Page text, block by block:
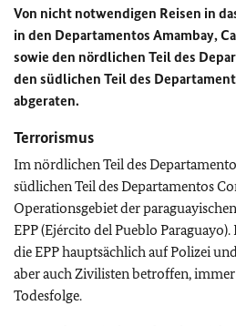
Von nicht notwendigen Reisen in
in den Departamentos Amambay,
sowie den nördlichen Teil des
den südlichen Teil des
abgeraten.
Terrorismus
Im nördlichen Teil des
südlichen Teil des Departamentos
Operationsgebiet der
EPP (Ejército del Pueblo
die EPP hauptsächlich auf Polizei
aber auch Zivilisten betroffen,
Todesfolge.